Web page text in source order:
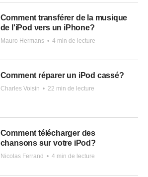
Comment transférer de la musique
de l'iPod vers un iPhone?
Mauro Hermans • 4 min de lecture
Comment réparer un iPod cassé?
Charles Voisin • 22 min de lecture
Comment télécharger des
chansons sur votre iPod?
Nicolas Ferrand • 4 min de lecture